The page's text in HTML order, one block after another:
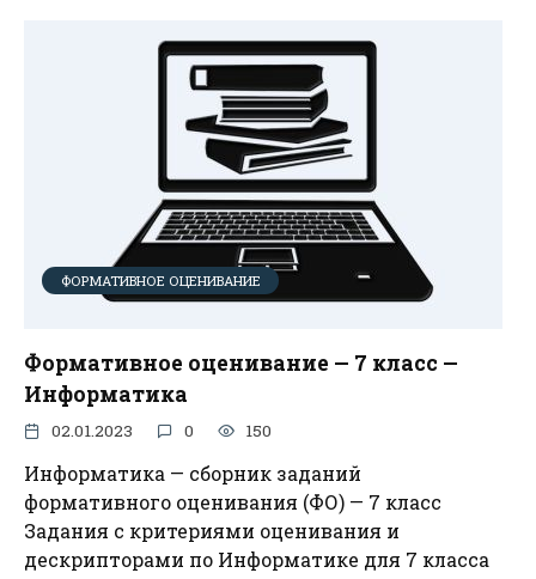
ФОРМАТИВНОЕ ОЦЕНИВАНИЕ
Формативное оценивание — 7 класс —
Информатика
02.01.2023 0 150
Информатика — сборник заданий
формативного оценивания (ФО) — 7 класс
Задания с критериями оценивания и
дескрипторами по Информатике для 7 класса